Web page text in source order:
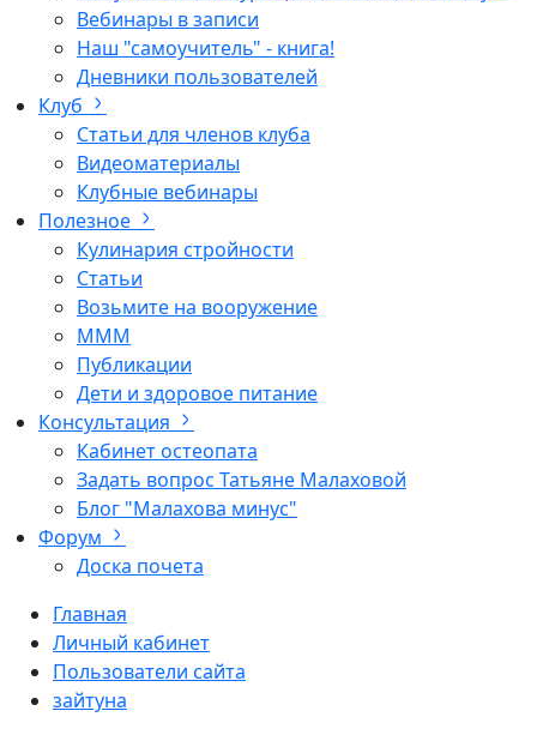
Вебинары в записи
Наш "самоучитель" - книга!
Дневники пользователей
Клуб
Статьи для членов клуба
Видеоматериалы
Клубные вебинары
Полезное
Кулинария стройности
Статьи
Возьмите на вооружение
МММ
Публикации
Дети и здоровое питание
Консультация
Кабинет остеопата
Задать вопрос Татьяне Малаховой
Блог "Малахова минус"
Форум
Доска почета
Главная
Личный кабинет
Пользователи сайта
зайтуна